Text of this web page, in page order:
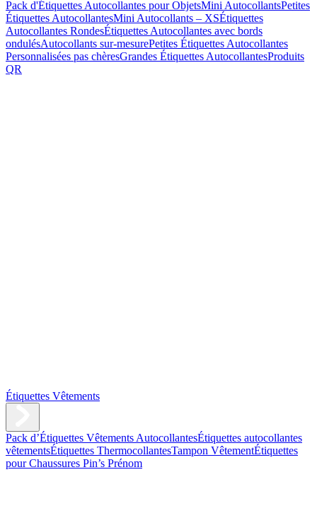
Pack d'Étiquettes Autocollantes pour ObjetsMini AutocollantsPetites
Étiquettes AutocollantesMini Autocollants – XSÉtiquettes
Autocollantes RondesÉtiquettes Autocollantes avec bords
ondulésAutocollants sur-mesurePetites Étiquettes Autocollantes
Personnalisées pas chèresGrandes Étiquettes AutocollantesProduits
QR
Étiquettes Vêtements
Pack d’Étiquettes Vêtements AutocollantesÉtiquettes autocollantes
vêtementsÉtiquettes ThermocollantesTampon VêtementÉtiquettes
pour Chaussures Pin’s Prénom